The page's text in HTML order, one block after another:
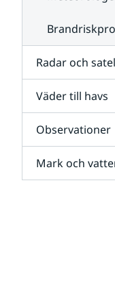
Radar och
Väder till havs
Observationer
Mark och